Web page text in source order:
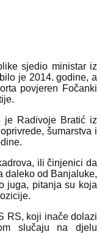
sjedio ministar iz
je 2014. godine, a
povjeren Fočanki
je Radivoje Bratić iz
šumarstva i
ili činjenici da
daleko od Banjaluke,
juga, pitanja su koja
RS, koji inače dolazi
slučaju na djelu